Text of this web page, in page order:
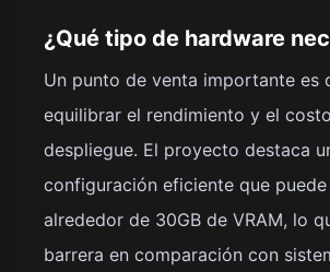
¿Qué tipo de hardware
Un punto de venta importante es
equilibrar el rendimiento y el
despliegue. El proyecto destaca
configuración eficiente que
alrededor de 30GB de VRAM, lo
barrera en comparación con